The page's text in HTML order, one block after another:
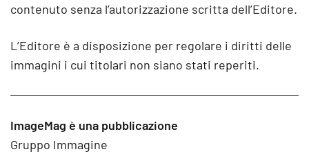
contenuto senza l’autorizzazione scritta dell’Editore.
L’Editore è a disposizione per regolare i diritti delle
immagini i cui titolari non siano stati reperiti.
ImageMag è una pubblicazione
Gruppo Immagine